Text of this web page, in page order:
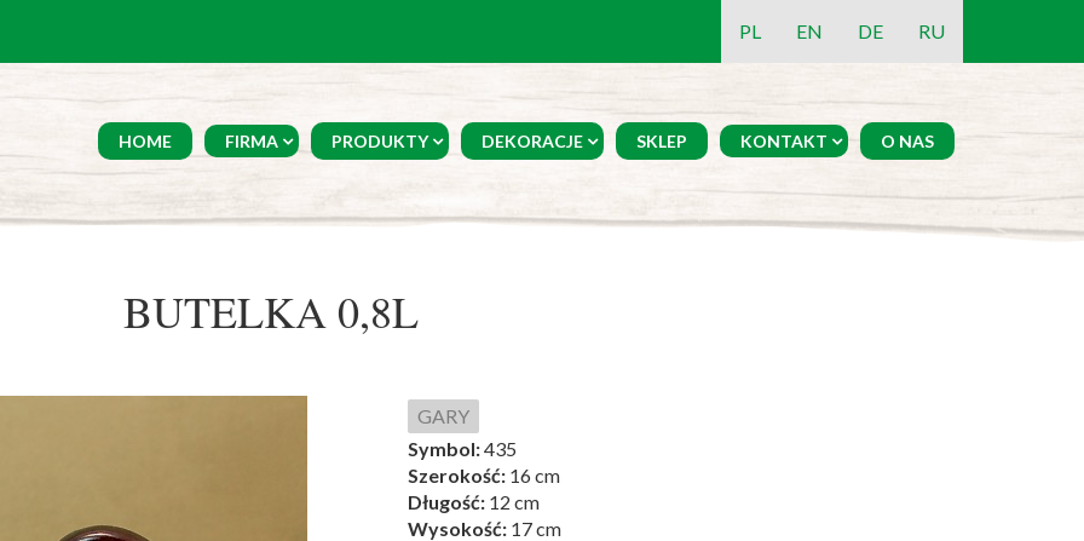
PL EN DE RU
HOME FIRMA PRODUKTY DEKORACJE SKLEP KONTAKT O NAS
BUTELKA 0,8L
GARY
Symbol:435
Szerokość: 16 cm
Długość: 12 cm
Wysokość: 17 cm